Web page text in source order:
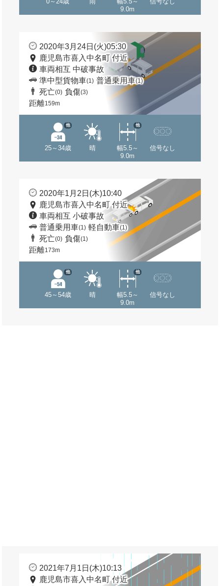
9.0m
2020年3月24日(火)05:30
鹿児島市喜入中名町 付近
車両相互 中破事故
準中型貨物車(1) 普通乗用車(1)
死亡(0) 負傷(3)
距離159m
25～34歳
他
晴
幅5.5～
9.0m
他
信号なし
2020年1月2日(木)10:40
鹿児島市喜入中名町 付近
車両相互 小破事故
普通乗用車(1) 軽自動車(1)
死亡(0) 負傷(1)
距離173m
45～54歳
他
晴
幅5.5～
9.0m
他
信号なし
2021年7月1日(木)10:13
鹿児島市喜入中名町 付近